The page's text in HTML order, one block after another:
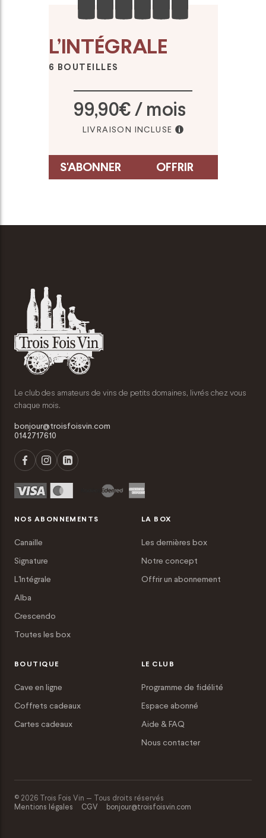
L’INTÉGRALE
6 BOUTEILLES
99,90€ / mois
LIVRAISON INCLUSE
S'ABONNER OFFRIR
Le club des amateurs de vins de petits domaines, livrés chez vous
chaque mois.
bonjour@troisfoisvin.com
0142717610
NOS ABONNEMENTS
Canaille
Signature
L'Intégrale
Alba
Crescendo
Toutes les box
LA BOX
Les dernières box
Notre concept
Offrir un abonnement
BOUTIQUE
Cave en ligne
Coffrets cadeaux
Cartes cadeaux
LE CLUB
Programme de fidélité
Espace abonné
Aide & FAQ
Nous contacter
© 2026 Trois Fois Vin — Tous droits réservés
Mentions légales
CGV bonjour@troisfoisvin.com